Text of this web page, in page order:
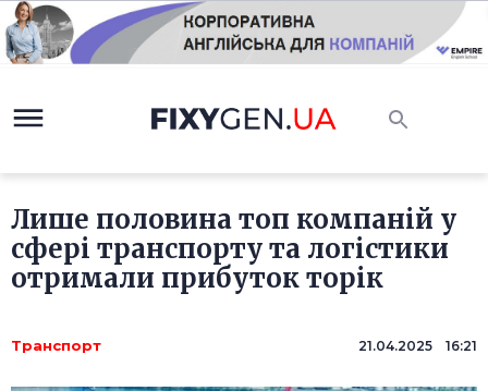
Лише половина топ компаній у
сфері транспорту та логістики
отримали прибуток торік
Транспорт 21.04.2025 16:21